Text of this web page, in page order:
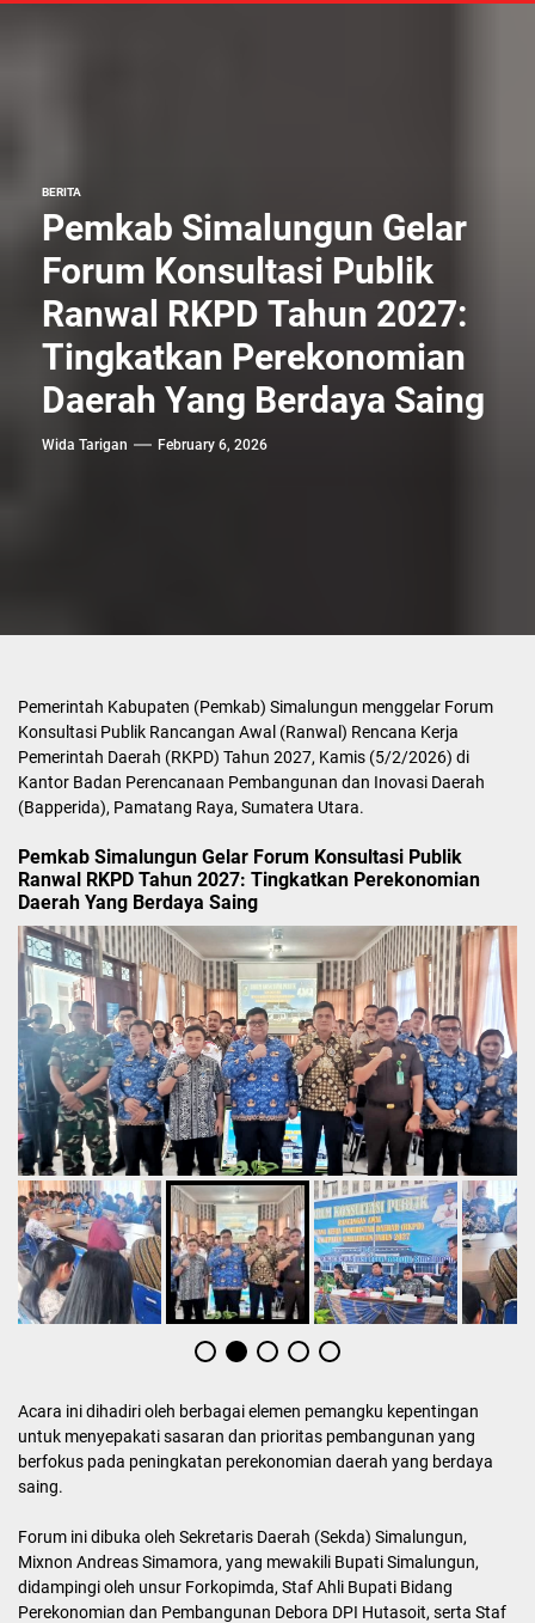
BERITA
Pemkab Simalungun Gelar
Forum Konsultasi Publik
Ranwal RKPD Tahun 2027:
Tingkatkan Perekonomian
Daerah Yang Berdaya Saing
Wida Tarigan February 6, 2026
Pemerintah Kabupaten (Pemkab) Simalungun menggelar Forum
Konsultasi Publik Rancangan Awal (Ranwal) Rencana Kerja
Pemerintah Daerah (RKPD) Tahun 2027, Kamis (5/2/2026) di
Kantor Badan Perencanaan Pembangunan dan Inovasi Daerah
(Bapperida), Pamatang Raya, Sumatera Utara.
Pemkab Simalungun Gelar Forum Konsultasi Publik
Ranwal RKPD Tahun 2027: Tingkatkan Perekonomian
Daerah Yang Berdaya Saing
Acara ini dihadiri oleh berbagai elemen pemangku kepentingan
untuk menyepakati sasaran dan prioritas pembangunan yang
berfokus pada peningkatan perekonomian daerah yang berdaya
saing.
Forum ini dibuka oleh Sekretaris Daerah (Sekda) Simalungun,
Mixnon Andreas Simamora, yang mewakili Bupati Simalungun,
didampingi oleh unsur Forkopimda, Staf Ahli Bupati Bidang
Perekonomian dan Pembangunan Debora DPI Hutasoit, serta Staf